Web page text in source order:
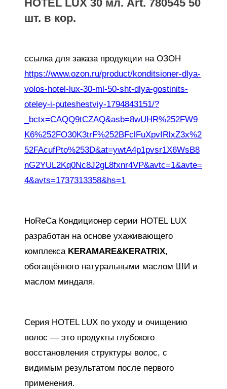
HOTEL LUX 30 мл. Art. 780545 50
шт. в кор.
ссылка для заказа продукции на ОЗОН
https://www.ozon.ru/product/konditsioner-dlya-
volos-hotel-lux-30-ml-50-sht-dlya-gostinits-
oteley-i-puteshestviy-1794843151/?
_bctx=CAQQ9tCZAQ&asb=8wUHR%252FW9
K6%252FO30K3trF%252BFclFuXpvIRlxZ3x%2
52FAcufPto%253D&at=ywtA4p1pvsr1X6WsB8
nG2YUL2Kq0Nc8J2gL8fxnr4VP&avtc=1&avte=
4&avts=1737313358&hs=1
HoReCa Кондиционер серии HOTEL LUX
разработан на основе ухаживающего
комплекса KERAMARE&KERATRIX,
обогащённого натуральными маслом ШИ и
маслом миндаля.
Серия HOTEL LUX по уходу и очищению
волос — это продукты глубокого
восстановления структуры волос, с
видимым результатом после первого
применения.